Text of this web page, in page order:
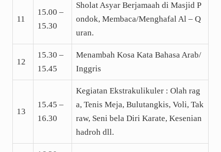
11
15.00 –
15.30
Sholat Asyar Berjamaah di Masjid P
ondok, Membaca/Menghafal Al – Q
uran.
12
15.30 –
15.45
Menambah Kosa Kata Bahasa Arab/
Inggris
13
15.45 –
16.30
Kegiatan Ekstrakulikuler : Olah rag
a, Tenis Meja, Bulutangkis, Voli, Tak
raw, Seni bela Diri Karate, Kesenian
hadroh dll.